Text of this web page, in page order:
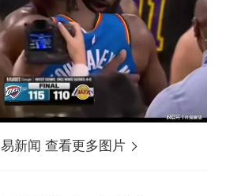
新闻 查看更多图片